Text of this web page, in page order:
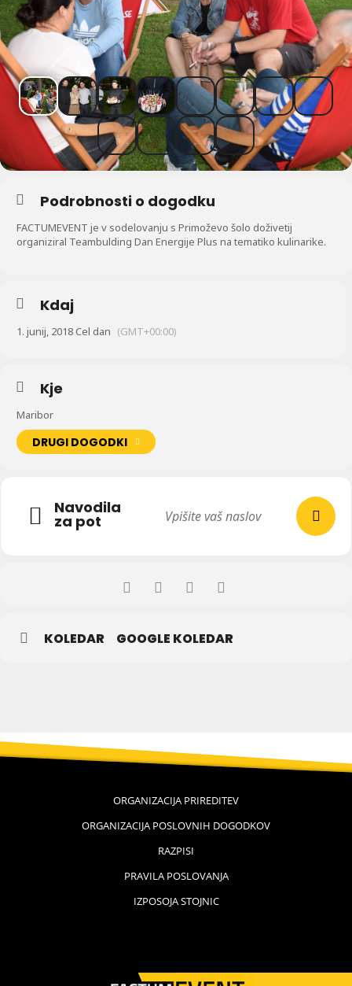
Podrobnosti o dogodku
FACTUMEVENT je v sodelovanju s Primoževo šolo doživetij
organiziral Teambulding Dan Energije Plus na tematiko kulinarike.
Kdaj
1. junij, 2018 Cel dan (GMT+00:00)
Kje
Maribor
DRUGI DOGODKI
Navodila
za pot
KOLEDAR GOOGLE KOLEDAR
ORGANIZACIJA PRIREDITEV
ORGANIZACIJA POSLOVNIH DOGODKOV
RAZPISI
PRAVILA POSLOVANJA
IZPOSOJA STOJNIC